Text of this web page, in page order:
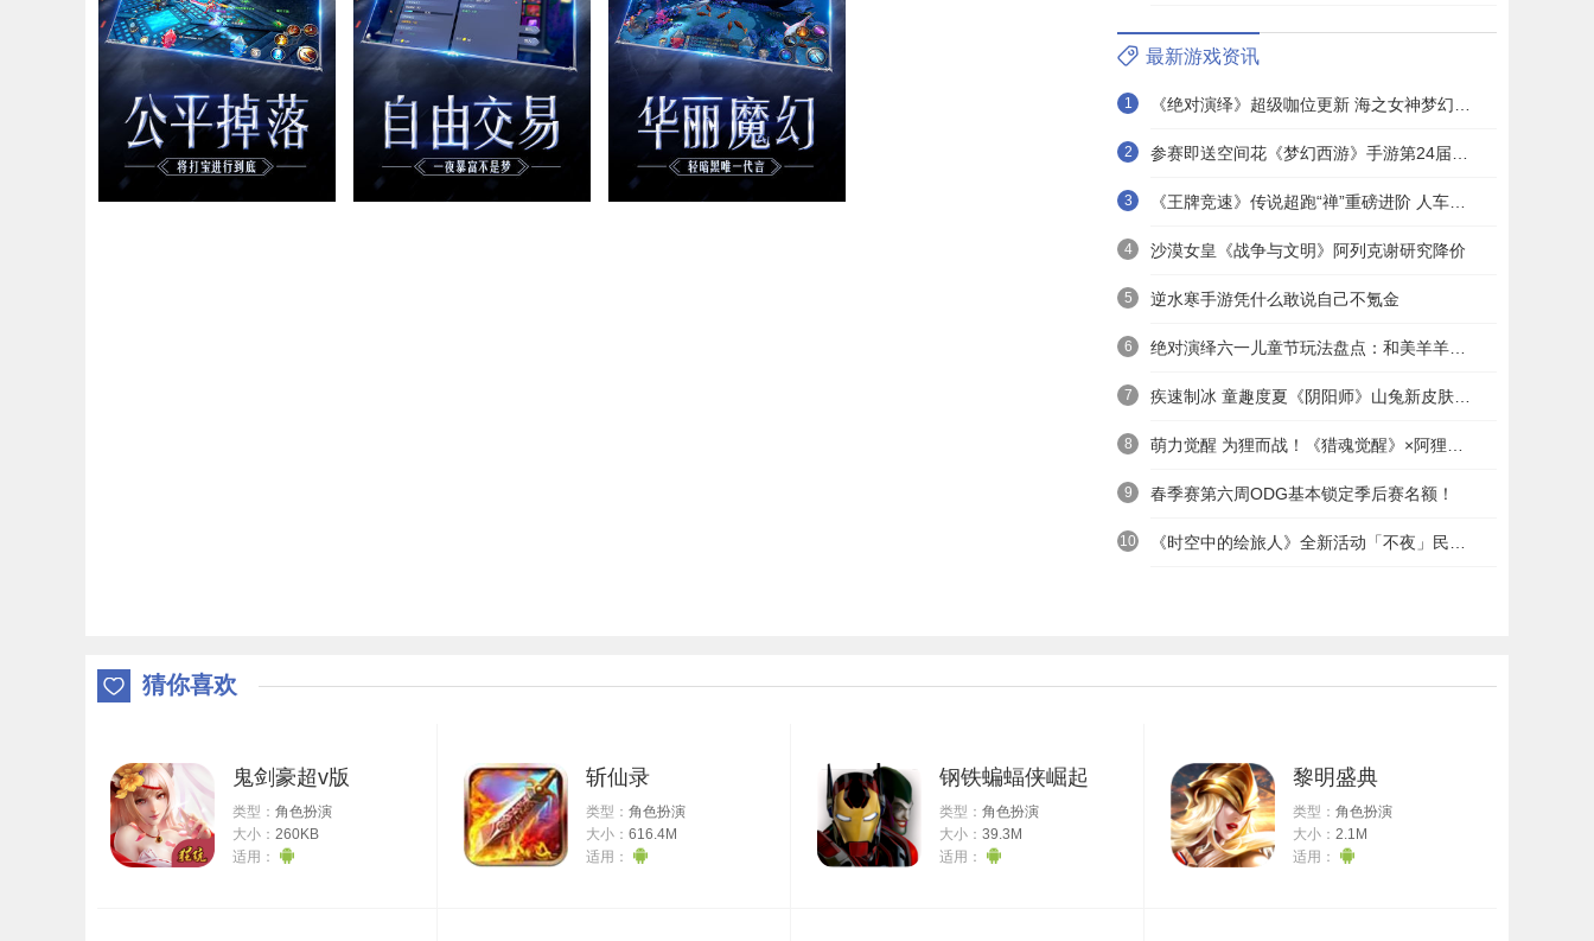
最新游戏资讯
1
2
3
4 沙漠女皇《战争与文明》阿列克谢研究降价
5 逆水寒手游凭什么敢说自己不氪金
6
7
8
9 春季赛第六周ODG基本锁定季后赛名额！
10
猜你喜欢
鬼剑豪超v版
类型： 角色扮演
大小： 260KB
适用：
斩仙录
类型： 角色扮演
大小： 616.4M
适用：
钢铁蝙蝠侠崛起
类型： 角色扮演
大小： 39.3M
适用：
黎明盛典
类型： 角色扮演
大小： 2.1M
适用：